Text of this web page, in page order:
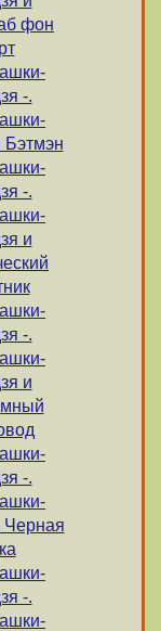
фон
-.
Бэтмэн
-.
и
-.
и
-.
Черная
-.